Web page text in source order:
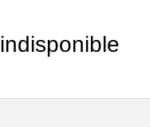
indisponible